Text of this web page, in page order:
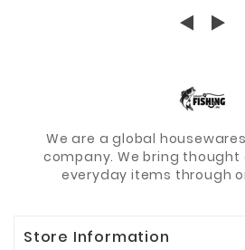
We are a global
company. We bring
everyday items through
Store Information